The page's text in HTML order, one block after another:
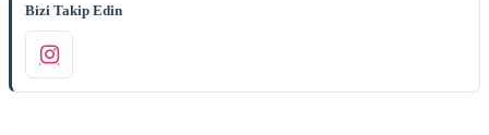
Bizi Takip Edin